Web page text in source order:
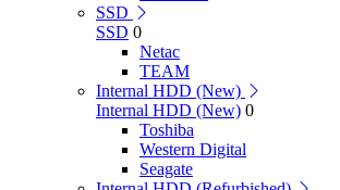
SSD
SSD 0
Netac
TEAM
Internal HDD (New)
Internal HDD (New) 0
Toshiba
Western Digital
Seagate